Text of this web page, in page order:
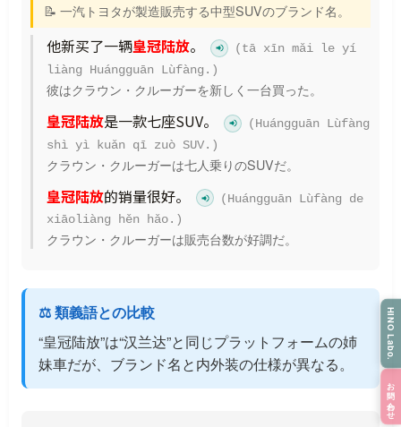
📝 一汽トヨタが製造販売する中型SUVのブランド名。
他新买了一辆皇冠陆放。
(tā xīn mǎi le yí
liàng Huángguān Lùfàng.)
彼はクラウン・クルーガーを新しく一台買った。
皇冠陆放是一款七座SUV。
(Huángguān Lùfàng
shì yì kuǎn qī zuò SUV.)
クラウン・クルーガーは七人乗りのSUVだ。
皇冠陆放的销量很好。
(Huángguān Lùfàng de
xiāoliàng hěn hǎo.)
クラウン・クルーガーは販売台数が好調だ。
⚖️ 類義語との比較
“皇冠陆放”は“汉兰达”と同じプラットフォームの姉
妹車だが、ブランド名と内外装の仕様が異なる。
HINO Labo.
お問い合わせ